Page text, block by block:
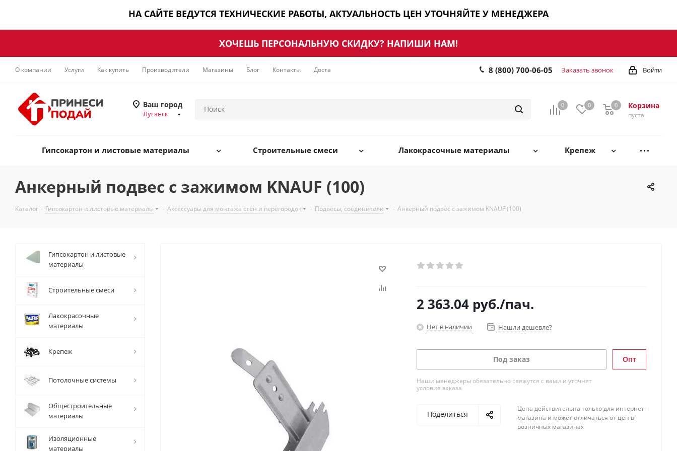
НА САЙТЕ ВЕДУТСЯ ТЕХНИЧЕСКИЕ РАБОТЫ, АКТУАЛЬНОСТЬ ЦЕН УТОЧНЯЙТЕ У МЕНЕДЖЕРА
ХОЧЕШЬ ПЕРСОНАЛЬНУЮ СКИДКУ? НАПИШИ НАМ!
О компании Услуги Как купить Производители Магазины Блог Контакты Доставка Войти
8 (800) 700-06-05 Заказать звонок
Ваш город
Луганск
0 0 Корзина
0
пуста
0
Гипсокартон и листовые материалы Строительные смеси Лакокрасочные материалы Крепеж
Анкерный подвес с зажимом KNAUF (100)
Каталог - Гипсокартон и листовые материалы - Аксессуары для монтажа стен и перегородок - Подвесы, соединители - Анкерный подвес с зажимом KNAUF (100)
2 363.04 руб./пач.
Нет в наличии Нашли дешевле?
Под заказ
Наши менеджеры обязательно свяжутся с вами и уточнят
условия заказа
Опт
Поделиться
Цена действительна только для интернет-
магазина и может отличаться от цен в
розничных магазинах
Гипсокартон и листовые
материалы
Строительные смеси
Лакокрасочные
материалы
Крепеж
Потолочные системы
Общестроительные
материалы
Изоляционные
материалы